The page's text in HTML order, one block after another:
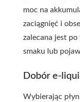
moc na
zaciągnięć i
zalecana jest
smaku lub
Dobór e-
Wybierając